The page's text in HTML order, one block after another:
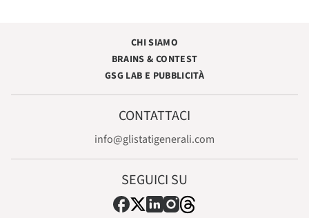
CHI SIAMO
BRAINS & CONTEST
GSG LAB E PUBBLICITÀ
CONTATTACI
info@glistatigenerali.com
SEGUICI SU